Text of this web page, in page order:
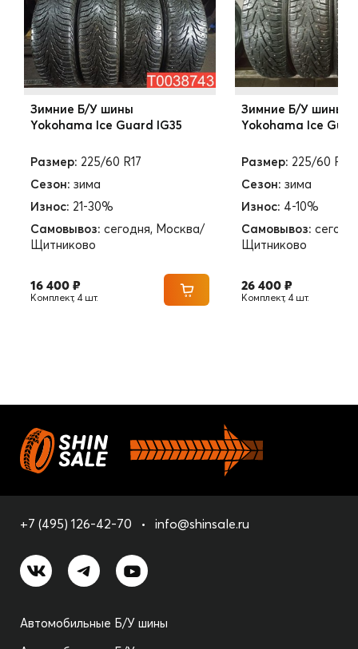
Зимние Б/У шины
Yokohama Ice Guard IG35
Размер: 225/60 R17
Сезон: зима
Износ: 21-30%
Самовывоз: сегодня, Москва/
Щитниково
16 400 ₽
Комплект, 4 шт.
Зимние Б/У шины
Yokohama Ice
Размер: 225/60 R17
Сезон: зима
Износ: 4-10%
Самовывоз:
Щитниково
26 400 ₽
Комплект, 4 шт.
+7 (495) 126-42-70 info@shinsale.ru
Автомобильные Б/У шины